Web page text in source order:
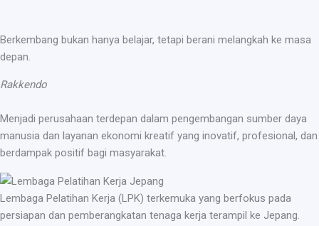
Berkembang bukan hanya belajar, tetapi berani melangkah ke masa
depan.
Rakkendo
Menjadi perusahaan terdepan dalam pengembangan sumber daya
manusia dan layanan ekonomi kreatif yang inovatif, profesional, dan
berdampak positif bagi masyarakat.
Lembaga Pelatihan Kerja (LPK) terkemuka yang berfokus pada
persiapan dan pemberangkatan tenaga kerja terampil ke Jepang.